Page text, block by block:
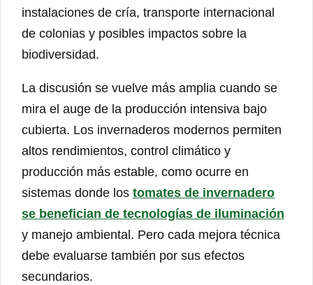
instalaciones de cría, transporte internacional
de colonias y posibles impactos sobre la
biodiversidad.
La discusión se vuelve más amplia cuando se
mira el auge de la producción intensiva bajo
cubierta. Los invernaderos modernos permiten
altos rendimientos, control climático y
producción más estable, como ocurre en
sistemas donde los tomates de invernadero
se benefician de tecnologías de iluminación
y manejo ambiental. Pero cada mejora técnica
debe evaluarse también por sus efectos
secundarios.